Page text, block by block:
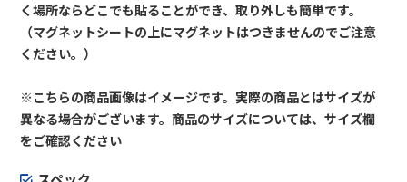
く場所ならどこでも貼ることができ、取り外しも簡単です。
（マグネットシートの上にマグネットはつきませんのでご注意
ください。）
※こちらの商品画像はイメージです。実際の商品とはサイズが
異なる場合がございます。商品のサイズについては、サイズ欄
をご確認ください